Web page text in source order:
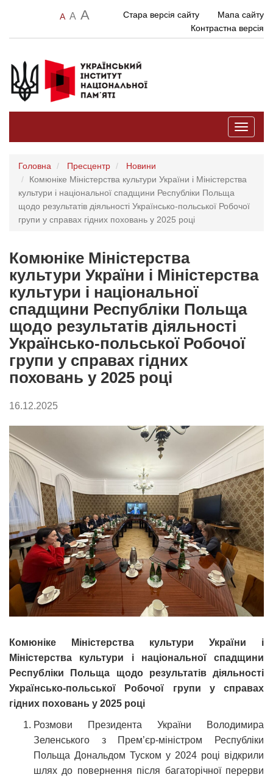
A A A Стара версія сайту
Мапа сайту
Контрастна версія
Toggle
Головна Пресцентр
Новини
Комюніке Міністерства культури України і Міністерства
культури і національної спадщини Республіки Польща
щодо результатів діяльності Українсько-польської Робочої
групи у справах гідних поховань у 2025 році
Комюніке Міністерства
культури України і Міністерства
культури і національної
спадщини Республіки Польща
щодо результатів діяльності
Українсько-польської Робочої
групи у справах гідних
поховань у 2025 році
16.12.2025
Комюніке Міністерства культури України і
Міністерства культури і національної спадщини
Республіки Польща щодо результатів діяльності
Українсько-польської Робочої групи у справах
гідних поховань у 2025 році
Розмови Президента України Володимира
Зеленського з Прем’єр-міністром Республіки
Польща Дональдом Туском у 2024 році відкрили
шлях до повернення після багаторічної перерви